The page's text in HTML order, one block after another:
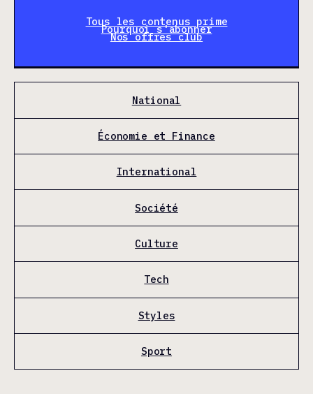
Tous les contenus prime
Pourquoi s'abonner
Nos offres club
National
Économie et Finance
International
Société
Culture
Tech
Styles
Sport